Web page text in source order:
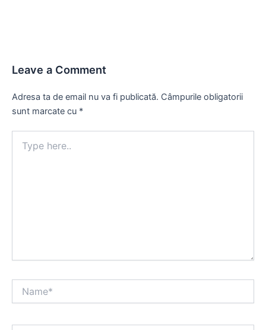
Leave a Comment
Adresa ta de email nu va fi publicată. Câmpurile obligatorii
sunt marcate cu *
here..